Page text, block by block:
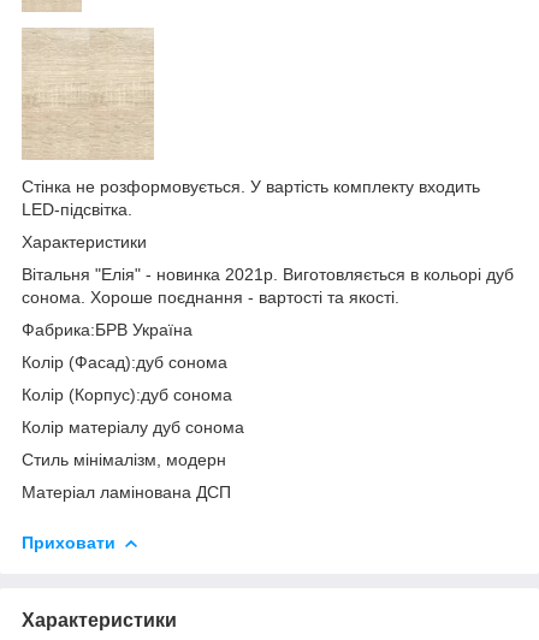
Стінка не розформовується. У вартість комплекту входить
LED-підсвітка.
Характеристики
Вітальня "Елія" - новинка 2021р. Виготовляється в кольорі дуб
сонома. Хороше поєднання - вартості та якості.
Фабрика:БРВ Україна
Колір (Фасад):дуб сонома
Колір (Корпус):дуб сонома
Колір матеріалу дуб сонома
Стиль мінімалізм, модерн
Матеріал ламінована ДСП
Приховати
Характеристики